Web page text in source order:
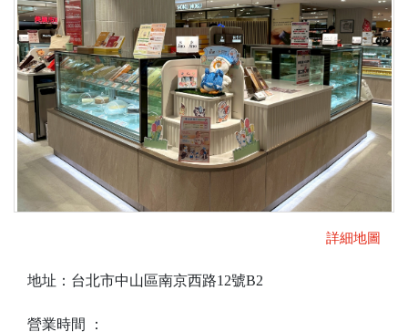
詳細地圖
地址：台北市中山區南京西路12號B2
營業時間 ：